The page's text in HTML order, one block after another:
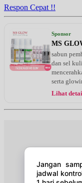
Jam 17:00 - 20:00
EKSEKUTIF
Rabu, 19/08/2026
Jam 12:00 - 14:00
Rabu, 19/08/2026
Jumat, 21/08/2026
Respon Cepat !!
Sponsor
MS
sabun
dan sel
serta
Lihat